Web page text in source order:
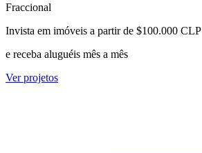
Fraccional
Invista em imóveis a partir de $100.000 CLP
e receba aluguéis mês a mês
Ver projetos